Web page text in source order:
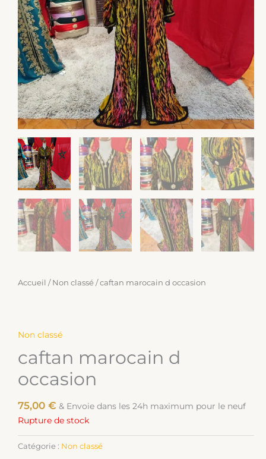
Accueil / Non classé / caftan marocain d occasion
Non classé
caftan marocain d
occasion
75,00 € & Envoie dans les 24h maximum pour le neuf
Rupture de stock
Catégorie : Non classé